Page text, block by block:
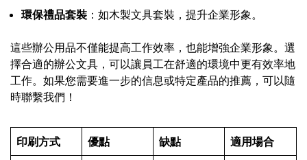
環保禮品套裝 ：如木製文具套裝，提升企業形象。
這些辦公用品不僅能提高工作效率，也能增強企業形象。選
擇合適的辦公文具，可以讓員工在舒適的環境中更有效率地
工作。如果您需要進一步的信息或特定產品的推薦，可以隨
時聯繫我們！
印刷方式 優點 缺點 適用場合